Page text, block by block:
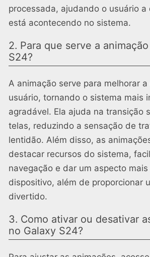
processada, ajudando o usuário a
está acontecendo no sistema.
2. Para que serve a
S24?
A animação serve para melhorar
usuário, tornando o sistema mais
agradável. Ela ajuda na transição
telas, reduzindo a sensação de
lentidão. Além disso, as
destacar recursos do sistema,
navegação e dar um aspecto
dispositivo, além de proporcionar
divertido.
3. Como ativar ou desativar
no Galaxy S24?